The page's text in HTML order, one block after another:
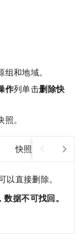
和地域。
作列单击删除快
。
快照已创建镜像
直接删除。
据不可找回。